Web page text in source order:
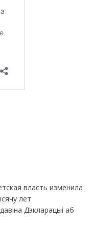
власть изменила
лет
Дэкларацыі аб